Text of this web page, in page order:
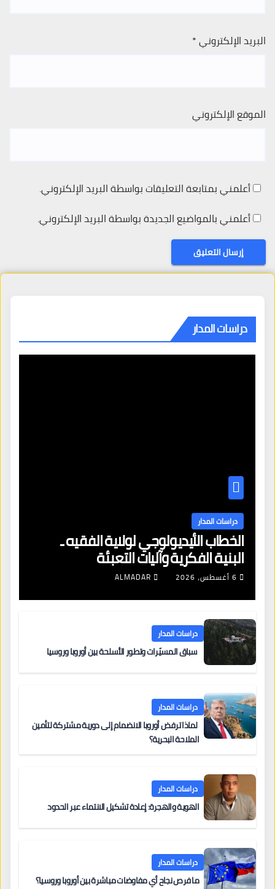
البريد الإلكتروني*
الموقع الإلكتروني
أعلمني بمتابعة التعليقات بواسطة البريد الإلكتروني.
أعلمني بالمواضيع الجديدة بواسطة البريد الإلكتروني.
دراسات المدار
دراسات المدار
الخطاب الأيديولوجي لولاية الفقيه ـ
البنية الفكرية وآليات التعبئة
6 أغسطس، 2026 ALMADAR
دراسات المدار
سباق المسيّرات وتطور الأسلحة بين أوروبا وروسيا
دراسات المدار
لماذا ترفض أوروبا الانضمام إلى دورية مشتركة لتأمين
الملاحة البحرية؟
دراسات المدار
الهوية والهجرة: إعادة تشكيل الانتماء عبر الحدود
دراسات المدار
ما فرص نجاح أي مفاوضات مباشرة بين أوروبا وروسيا؟